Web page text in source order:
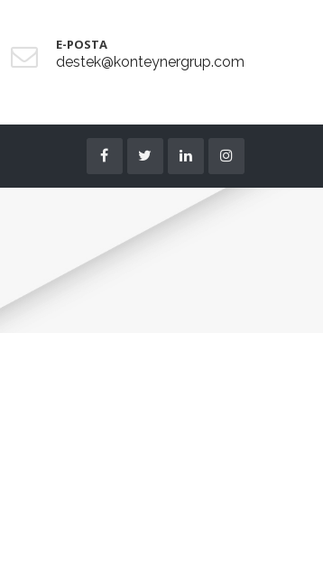
E-POSTA
destek@konteynergrup.com